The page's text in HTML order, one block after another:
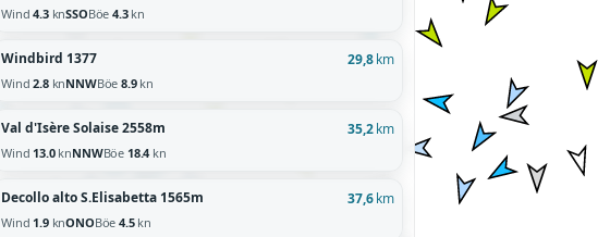
Wind4.3knSSOBöe4.3kn
Windbird 1377 29,8km
Wind2.8knNNWBöe8.9kn
Val d'Isère Solaise 2558m 35,2km
Wind 13.0knNNWBöe 18.4kn
Decollo alto S.Elisabetta 1565m 37,6km
Wind 1.9knONOBöe4.5kn